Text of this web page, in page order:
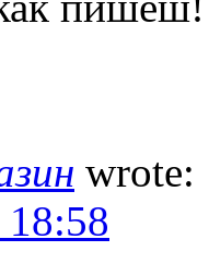
wrote: